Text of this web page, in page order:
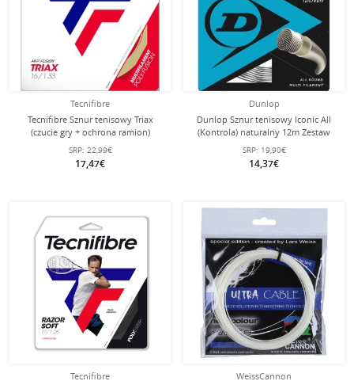
Tecnifibre
Tecnifibre Sznur tenisowy Triax
(czucie gry + ochrona ramion)
naturalny 12m zestaw
SRP: 22,99€
17,47€
Dunlop
Dunlop Sznur tenisowy Iconic All
(Kontrola) naturalny 12m Zestaw
SRP: 19,90€
14,37€
Tecnifibre
WeissCannon